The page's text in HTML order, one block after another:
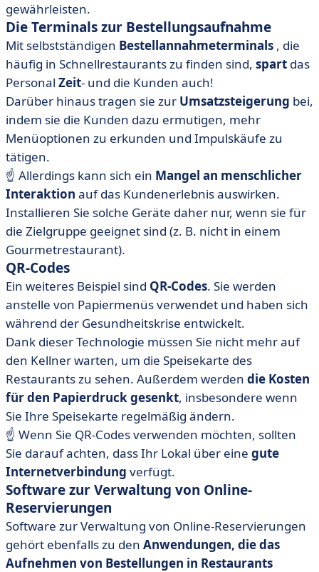
gewährleisten.
Die Terminals zur Bestellungsaufnahme
Mit selbstständigen Bestellannahmeterminals , die
häufig in Schnellrestaurants zu finden sind, spart das
Personal Zeit- und die Kunden auch!
Darüber hinaus tragen sie zur Umsatzsteigerung bei,
indem sie die Kunden dazu ermutigen, mehr
Menüoptionen zu erkunden und Impulskäufe zu
tätigen.
☝️ Allerdings kann sich ein Mangel an menschlicher
Interaktion auf das Kundenerlebnis auswirken.
Installieren Sie solche Geräte daher nur, wenn sie für
die Zielgruppe geeignet sind (z. B. nicht in einem
Gourmetrestaurant).
QR-Codes
Ein weiteres Beispiel sind QR-Codes. Sie werden
anstelle von Papiermenüs verwendet und haben sich
während der Gesundheitskrise entwickelt.
Dank dieser Technologie müssen Sie nicht mehr auf
den Kellner warten, um die Speisekarte des
Restaurants zu sehen. Außerdem werden die Kosten
für den Papierdruck gesenkt, insbesondere wenn
Sie Ihre Speisekarte regelmäßig ändern.
☝️ Wenn Sie QR-Codes verwenden möchten, sollten
Sie darauf achten, dass Ihr Lokal über eine gute
Internetverbindung verfügt.
Software zur Verwaltung von Online-
Reservierungen
Software zur Verwaltung von Online-Reservierungen
gehört ebenfalls zu den Anwendungen, die das
Aufnehmen von Bestellungen in Restaurants